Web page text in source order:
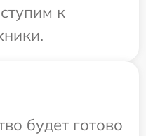
к
будет готово